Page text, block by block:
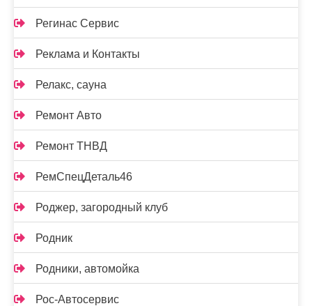
Регинас Сервис
Реклама и Контакты
Релакс, сауна
Ремонт Авто
Ремонт ТНВД
РемСпецДеталь46
Роджер, загородный клуб
Родник
Родники, автомойка
Рос-Автосервис